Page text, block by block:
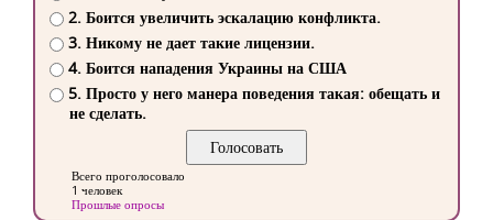
2. Боится увеличить эскалацию конфликта.
3. Никому не дает такие лицензии.
4. Боится нападения Украины на США
5. Просто у него манера поведения такая: обещать и
не сделать.
Всего проголосовало
1 человек
Прошлые опросы